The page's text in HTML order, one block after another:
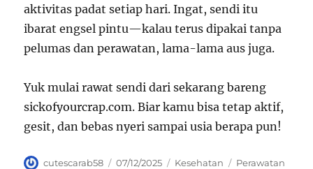
aktivitas padat setiap hari. Ingat, sendi itu
ibarat engsel pintu—kalau terus dipakai tanpa
pelumas dan perawatan, lama-lama aus juga.
Yuk mulai rawat sendi dari sekarang bareng
sickofyourcrap.com. Biar kamu bisa tetap aktif,
gesit, dan bebas nyeri sampai usia berapa pun!
Author
cutescarab58
Posted
07/12/2025 Categories
Kesehatan Tags
Perawatan